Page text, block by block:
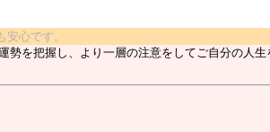
心です。
勢を把握し、より一層の注意をしてご自分の人生